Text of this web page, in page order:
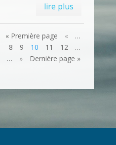
lire plus
« Première page «
…
8
9 10 11 12
…
… » Dernière page »